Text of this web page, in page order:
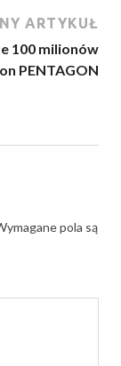
ARTYKUŁ
100 milionów
PENTAGON
pola są